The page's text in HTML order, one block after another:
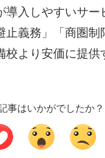
入しやすいサー
義務」「商圏制
より安価に提供
事はいかがでしたか？